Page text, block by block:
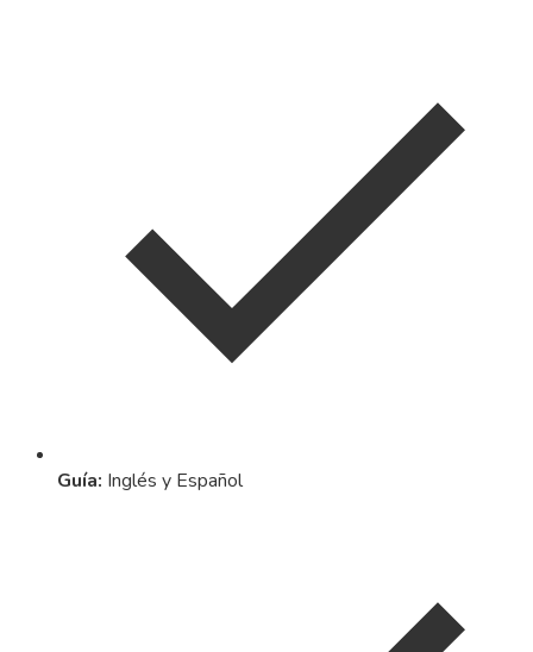
Guía: Inglés y Español